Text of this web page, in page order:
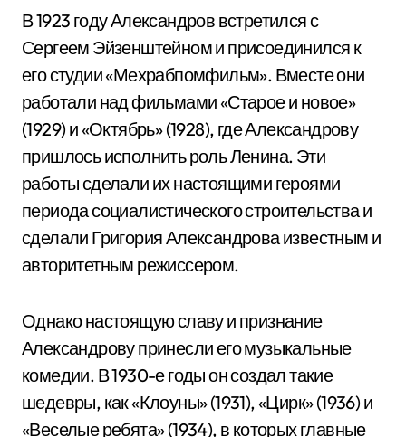
В 1923 году Александров встретился с
Сергеем Эйзенштейном и присоединился к
его студии «Мехрабпомфильм». Вместе они
работали над фильмами «Старое и новое»
(1929) и «Октябрь» (1928), где Александрову
пришлось исполнить роль Ленина. Эти
работы сделали их настоящими героями
периода социалистического строительства и
сделали Григория Александрова известным и
авторитетным режиссером.
Однако настоящую славу и признание
Александрову принесли его музыкальные
комедии. В 1930-е годы он создал такие
шедевры, как «Клоуны» (1931), «Цирк» (1936) и
«Веселые ребята» (1934), в которых главные